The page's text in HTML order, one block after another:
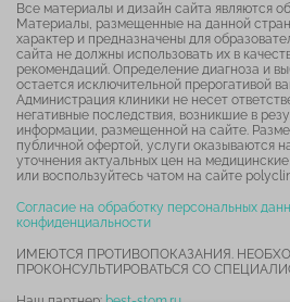
Все материалы и дизайн сайта являются
Материалы, размещенные на данной
характер и предназначены для
сайта не должны использовать их в
рекомендаций. Определение диагноза и
остается исключительной прерогативой
Администрация клиники не несет
негативные последствия, возникшие в
информации, размещенной на сайте.
публичной офертой, услуги оказываются
уточнения актуальных цен на
или воспользуйтесь чатом на сайте
Согласие на обработку персональных
конфиденциальности
ИМЕЮТСЯ ПРОТИВОПОКАЗАНИЯ.
ПРОКОНСУЛЬТИРОВАТЬСЯ СО